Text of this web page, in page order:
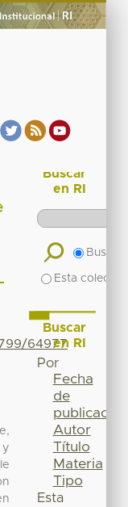
64977
y
Buscar
en RI
Buscar
Esta
Buscar
en RI
Por
Fecha
de
publicación
Autor
Título
Materia
Tipo
Esta